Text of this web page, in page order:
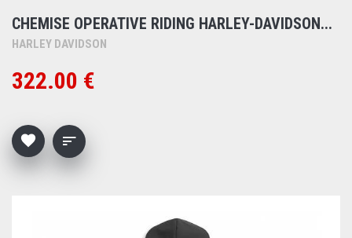
CHEMISE OPERATIVE RIDING HARLEY-DAVIDSON...
HARLEY DAVIDSON
322.00 €